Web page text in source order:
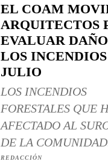
EL COAM
ARQUITECTOS
EVALUAR
LOS
JULIO
LOS INCENDIOS
FORESTALES QUE
AFECTADO AL
DE LA
REDACCIÓN